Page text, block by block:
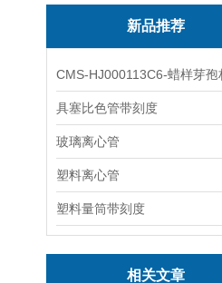
新品推荐
具塞比色管带刻度
玻璃离心管
塑料离心管
塑料量筒带刻度
相关文章